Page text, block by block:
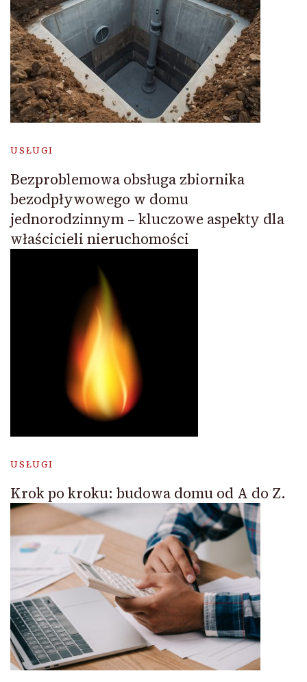
USŁUGI
Bezproblemowa obsługa zbiornika
bezodpływowego w domu
jednorodzinnym – kluczowe aspekty dla
właścicieli nieruchomości
USŁUGI
Krok po kroku: budowa domu od A do Z.